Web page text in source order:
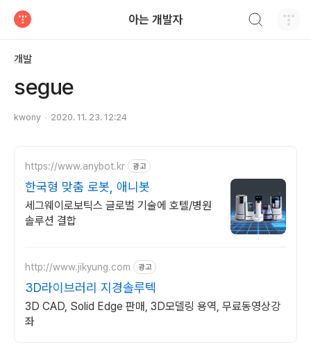
아는 개발자
개발
segue
kwony 2020. 11. 23. 12:24
https://www.anybot.kr 광고
한국형 맞춤 로봇, 애니봇
세그웨이로보틱스 글로벌 기술에 호텔/병원
솔루션 결합
http://www.jikyung.com 광고
3D라이브러리 지경솔루텍
3D CAD, Solid Edge 판매, 3D모델링 용역, 무료동영상강
좌